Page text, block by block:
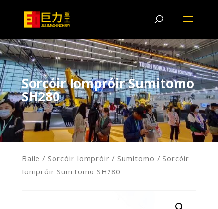
Sorcóir Iompróir Sumitomo
SH280
Baile / Sorcóir Iompróir / Sumitomo / Sorcóir
Iompróir Sumitomo SH280